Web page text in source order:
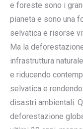
e foreste sono i
pianeta e sono una
selvatica e risorse
Ma la
infrastruttura
e riducendo
selvatica e
disastri ambientali.
deforestazione